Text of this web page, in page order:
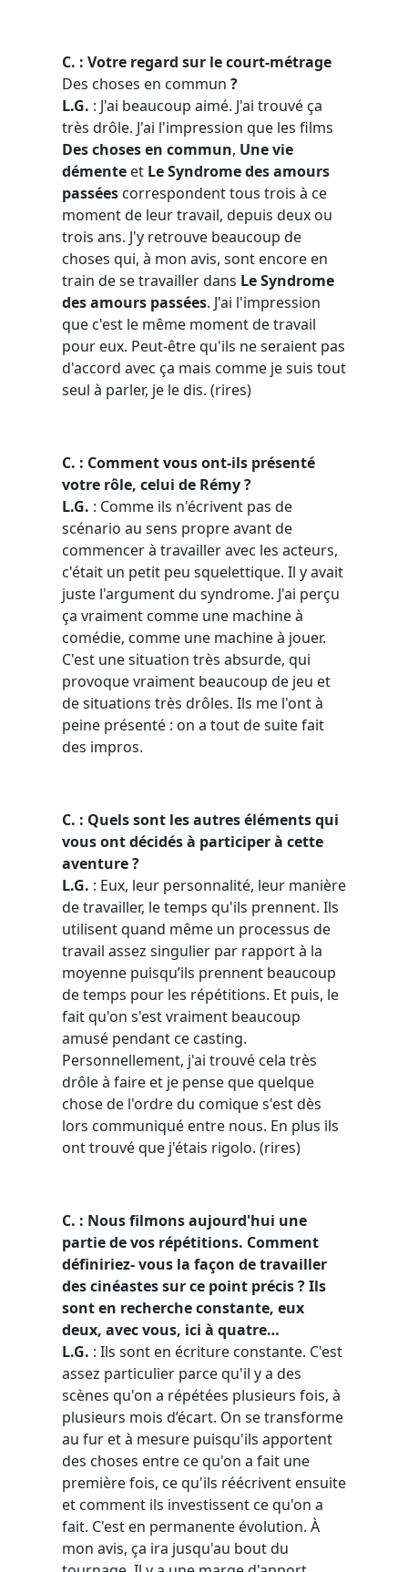
C. : Votre regard sur le court-métrage
Des choses en commun ?
L.G. : J'ai beaucoup aimé. J'ai trouvé ça
très drôle. J'ai l'impression que les films
Des choses en commun, Une vie
démente et Le Syndrome des amours
passées correspondent tous trois à ce
moment de leur travail, depuis deux ou
trois ans. J'y retrouve beaucoup de
choses qui, à mon avis, sont encore en
train de se travailler dans Le Syndrome
des amours passées. J'ai l'impression
que c'est le même moment de travail
pour eux. Peut-être qu'ils ne seraient pas
d'accord avec ça mais comme je suis tout
seul à parler, je le dis. (rires)
C. : Comment vous ont-ils présenté
votre rôle, celui de Rémy ?
L.G. : Comme ils n'écrivent pas de
scénario au sens propre avant de
commencer à travailler avec les acteurs,
c'était un petit peu squelettique. Il y avait
juste l'argument du syndrome. J'ai perçu
ça vraiment comme une machine à
comédie, comme une machine à jouer.
C'est une situation très absurde, qui
provoque vraiment beaucoup de jeu et
de situations très drôles. Ils me l'ont à
peine présenté : on a tout de suite fait
des impros.
C. : Quels sont les autres éléments qui
vous ont décidés à participer à cette
aventure ?
L.G. : Eux, leur personnalité, leur manière
de travailler, le temps qu'ils prennent. Ils
utilisent quand même un processus de
travail assez singulier par rapport à la
moyenne puisqu’ils prennent beaucoup
de temps pour les répétitions. Et puis, le
fait qu'on s'est vraiment beaucoup
amusé pendant ce casting.
Personnellement, j'ai trouvé cela très
drôle à faire et je pense que quelque
chose de l'ordre du comique s'est dès
lors communiqué entre nous. En plus ils
ont trouvé que j'étais rigolo. (rires)
C. : Nous filmons aujourd'hui une
partie de vos répétitions. Comment
définiriez- vous la façon de travailler
des cinéastes sur ce point précis ? Ils
sont en recherche constante, eux
deux, avec vous, ici à quatre…
L.G. : Ils sont en écriture constante. C'est
assez particulier parce qu'il y a des
scènes qu'on a répétées plusieurs fois, à
plusieurs mois d’écart. On se transforme
au fur et à mesure puisqu'ils apportent
des choses entre ce qu'on a fait une
première fois, ce qu'ils réécrivent ensuite
et comment ils investissent ce qu'on a
fait. C'est en permanente évolution. À
mon avis, ça ira jusqu'au bout du